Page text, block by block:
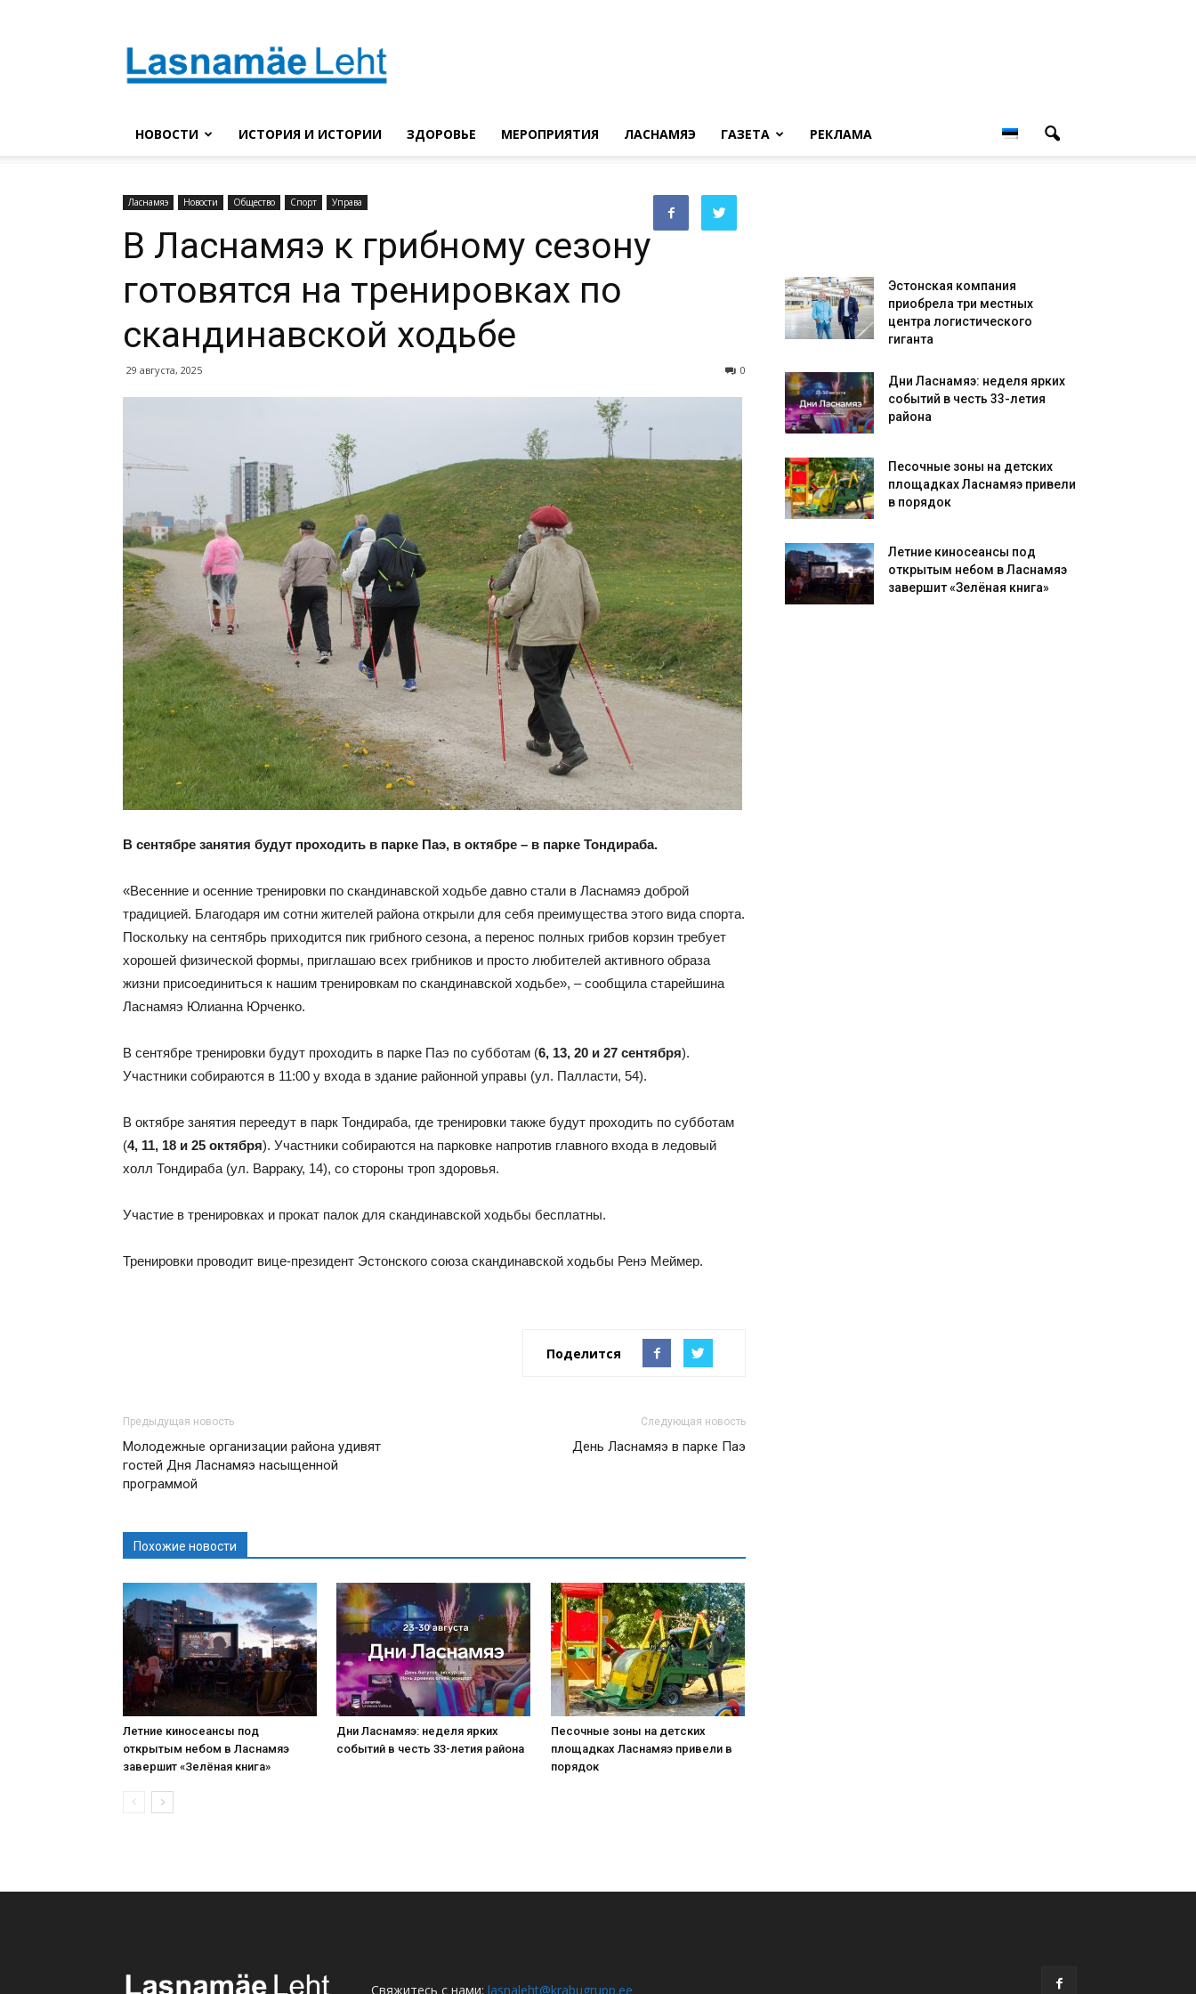
НОВОСТИ ИСТОРИЯ И ИСТОРИИ ЗДОРОВЬЕ МЕРОПРИЯТИЯ ЛАСНАМЯЭ ГАЗЕТА РЕКЛАМА
Ласнамяэ Новости Общество Спорт Управа
В Ласнамяэ к грибному сезону
готовятся на тренировках по
скандинавской ходьбе
29 августа, 2025 0
В сентябре занятия будут проходить в парке Паэ, в октябре – в парке Тондираба.
«Весенние и осенние тренировки по скандинавской ходьбе давно стали в Ласнамяэ доброй
традицией. Благодаря им сотни жителей района открыли для себя преимущества этого вида спорта.
Поскольку на сентябрь приходится пик грибного сезона, а перенос полных грибов корзин требует
хорошей физической формы, приглашаю всех грибников и просто любителей активного образа
жизни присоединиться к нашим тренировкам по скандинавской ходьбе», – сообщила старейшина
Ласнамяэ Юлианна Юрченко.
В сентябре тренировки будут проходить в парке Паэ по субботам (6, 13, 20 и 27 сентября).
Участники собираются в 11:00 у входа в здание районной управы (ул. Палласти, 54).
В октябре занятия переедут в парк Тондираба, где тренировки также будут проходить по субботам
(4, 11, 18 и 25 октября). Участники собираются на парковке напротив главного входа в ледовый
холл Тондираба (ул. Варраку, 14), со стороны троп здоровья.
Участие в тренировках и прокат палок для скандинавской ходьбы бесплатны.
Тренировки проводит вице-президент Эстонского союза скандинавской ходьбы Ренэ Меймер.
Поделится
Предыдущая новость
Молодежные организации района удивят
гостей Дня Ласнамяэ насыщенной
программой
Следующая новость
День Ласнамяэ в парке Паэ
Похожие новости
Летние киносеансы под
открытым небом в Ласнамяэ
завершит «Зелёная книга»
Дни Ласнамяэ: неделя ярких
событий в честь 33-летия района
Песочные зоны на детских
площадках Ласнамяэ привели в
порядок
Эстонская компания
приобрела три местных
центра логистического
гиганта
Дни Ласнамяэ: неделя ярких
событий в честь 33-летия
района
Песочные зоны на детских
площадках Ласнамяэ привели
в порядок
Летние киносеансы под
открытым небом в Ласнамяэ
завершит «Зелёная книга»
Свяжитесь с нами: lasnaleht@krabugrupp.ee